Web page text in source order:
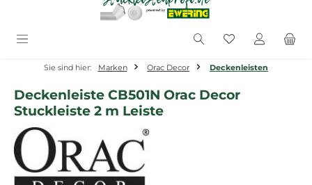
Du hast 0
Sie sind hier: Marken Orac Decor Deckenleisten
Deckenleiste CB501N Orac Decor
Stuckleiste 2 m Leiste